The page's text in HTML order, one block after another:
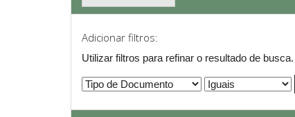
Adicionar filtros:
Utilizar filtros para refinar o resultado de busca.